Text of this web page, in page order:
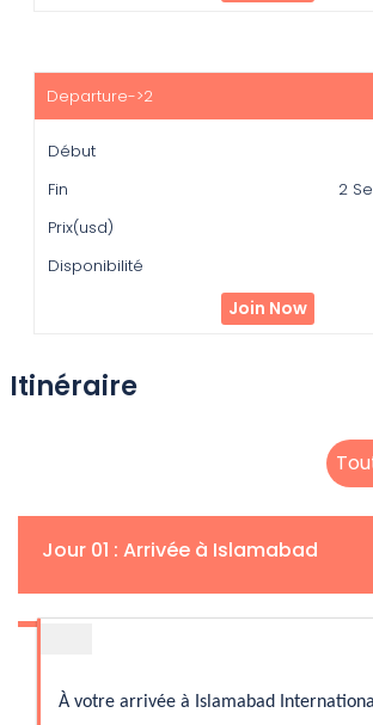
2
Join Now
Itinéraire
Jour 01 : Arrivée à Islamabad
À votre arrivée à Islamabad